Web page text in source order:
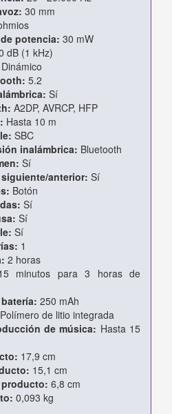
30 mm
potencia: 30 mW
dB (1 kHz)
Dinámico
5.2
Sí
A2DP, AVRCP, HFP
Hasta 10 m
SBC
inalámbrica: Bluetooth
Sí
anterior: Sí
Botón
Sí
Sí
Sí
1
2 horas
minutos para 3 horas de
250 mAh
Polímero de litio integrada
de música: Hasta 15
17,9 cm
15,1 cm
6,8 cm
0,093 kg